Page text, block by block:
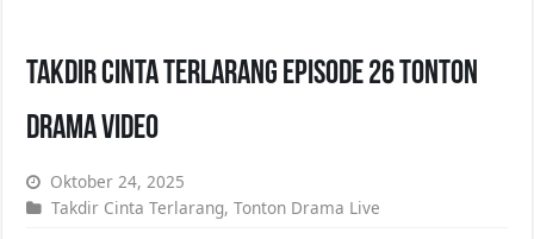
Takdir Cinta Terlarang Episode 26 Tonton
Drama Video
Oktober 24, 2025
Takdir Cinta Terlarang,Tonton Drama Live